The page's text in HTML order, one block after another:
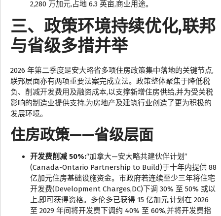
2,280 万加元,占地 6.3 英亩,商业用途。
三、政策环境持续优化,联邦
与省级多措并举
2026 年第二季度是安大略省多项住房政策集中落地的关键节点,
联邦层面亦有两项重要法案完成立法。政策整体聚焦于降低税
负、削减开发费用及融资成本,以支撑新增住房供给,并为受关税
影响的制造业提供支持,为房地产及建筑行业创造了更为积极的
发展环境。
住房政策——省级层面
开发费削减 50%:“加拿大—安大略共建伙伴计划”
(Canada-Ontario Partnership to Build)于十年内提供 88
亿加元住房基础设施资金。市政府若连续至少三年将住宅
开发费(Development Charges,DC)下调 30% 至 50% 或以
上,即可获得资格。多伦多已获得 15 亿加元,计划在 2026
至 2029 年间将开发费下调约 40% 至 60%,并将开发费指